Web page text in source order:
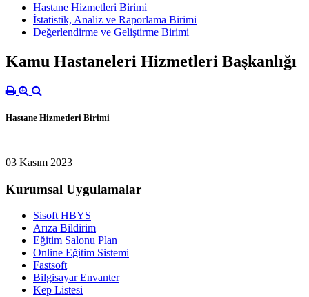
Hastane Hizmetleri Birimi
İstatistik, Analiz ve Raporlama Birimi
Değerlendirme ve Geliştirme Birimi
Kamu Hastaneleri Hizmetleri Başkanlığı
Hastane Hizmetleri Birimi
03 Kasım 2023
Kurumsal Uygulamalar
Sisoft HBYS
Arıza Bildirim
Eğitim Salonu Plan
Online Eğitim Sistemi
Fastsoft
Bilgisayar Envanter
Kep Listesi